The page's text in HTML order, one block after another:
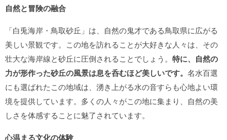
自然と冒険の融合
「白兎海岸・鳥取砂丘」は、自然の鬼才である鳥取県に広がる
美しい景観です。この地を訪れることが大好きな人々は、その
壮大な海岸線と砂丘に圧倒されることでしょう。 特に、自然の
力が形作った砂丘の風景は息を呑むほど美しいです。 名水百選
にも選ばれたこの地域は、湧き上がる水の音すらも心地よい環
境を提供しています。多くの人々がこの地に集まり、自然の美
しさを体感することに魅了されています。
心温まる文化の体験